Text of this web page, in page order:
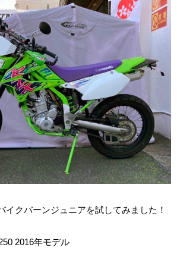
イクバーンジュニアを試してみました！
2016年モデル